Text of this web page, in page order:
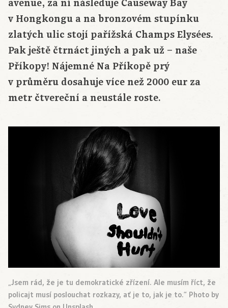
avenue, za ní následuje Causeway Bay
v Hongkongu a na bronzovém stupínku
zlatých ulic stojí pařížská Champs Elysées.
Pak ještě čtrnáct jiných a pak už – naše
Příkopy! Nájemné Na Příkopě prý
v průměru dosahuje více než 2000 eur za
metr čtvereční a neustále roste.
„Jsem rád, že je tu demokratické zřízení. Ale musím říct, že
policajt musí poslouchat rozkazy, ať je to, jak je to.“ Photo by